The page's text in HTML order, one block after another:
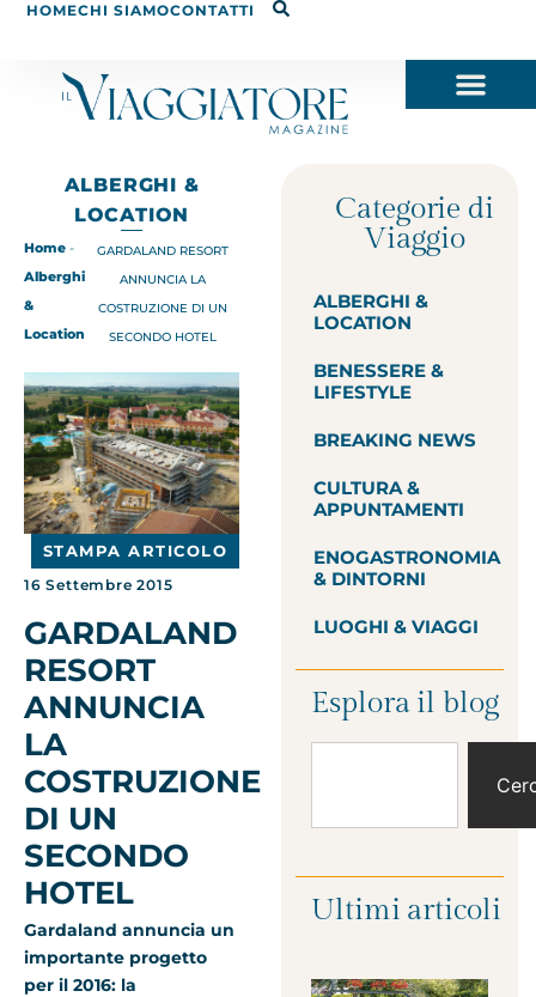
HOMECHI SIAMOCONTATTI
ALBERGHI &
LOCATION
Home -
Alberghi
&
Location
GARDALAND RESORT
ANNUNCIA LA
COSTRUZIONE DI UN
SECONDO HOTEL
STAMPA ARTICOLO
16 Settembre 2015
GARDALAND
RESORT
ANNUNCIA
LA
COSTRUZIONE
DI UN
SECONDO
HOTEL
Gardaland annuncia un
importante progetto
per il 2016: la
Categorie di
Viaggio
ALBERGHI &
LOCATION
BENESSERE &
LIFESTYLE
BREAKING NEWS
CULTURA &
APPUNTAMENTI
ENOGASTRONOMIA
& DINTORNI
LUOGHI & VIAGGI
Esplora il blog
Ultimi articoli